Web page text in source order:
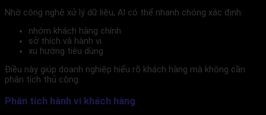
Nhờ công nghệ xử lý dữ liệu, AI có thể nhanh chóng xác định:
nhóm khách hàng chính
sở thích và hành vi
xu hướng tiêu dùng
Điều này giúp doanh nghiệp hiểu rõ khách hàng mà không cần
phân tích thủ công.
Phân tích hành vi khách hàng